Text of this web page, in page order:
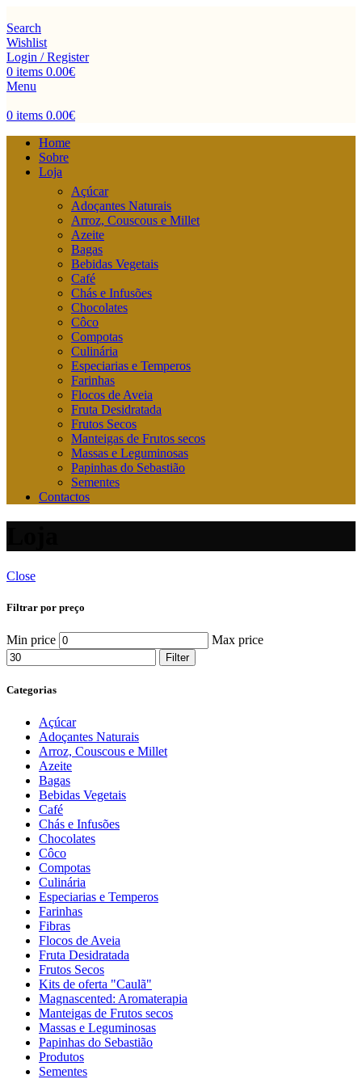
Search
Wishlist
Login / Register
0 items 0.00€
Menu
0 items 0.00€
Home
Sobre
Loja
Açúcar
Adoçantes Naturais
Arroz, Couscous e Millet
Azeite
Bagas
Bebidas Vegetais
Café
Chás e Infusões
Chocolates
Côco
Compotas
Culinária
Especiarias e Temperos
Farinhas
Flocos de Aveia
Fruta Desidratada
Frutos Secos
Manteigas de Frutos secos
Massas e Leguminosas
Papinhas do Sebastião
Sementes
Contactos
Close
Filtrar por preço
Min price Max price
Filter
Categorias
Açúcar
Adoçantes Naturais
Arroz, Couscous e Millet
Azeite
Bagas
Bebidas Vegetais
Café
Chás e Infusões
Chocolates
Côco
Compotas
Culinária
Especiarias e Temperos
Farinhas
Fibras
Flocos de Aveia
Fruta Desidratada
Frutos Secos
Kits de oferta "Caulã"
Magnascented: Aromaterapia
Manteigas de Frutos secos
Massas e Leguminosas
Papinhas do Sebastião
Produtos
Sementes